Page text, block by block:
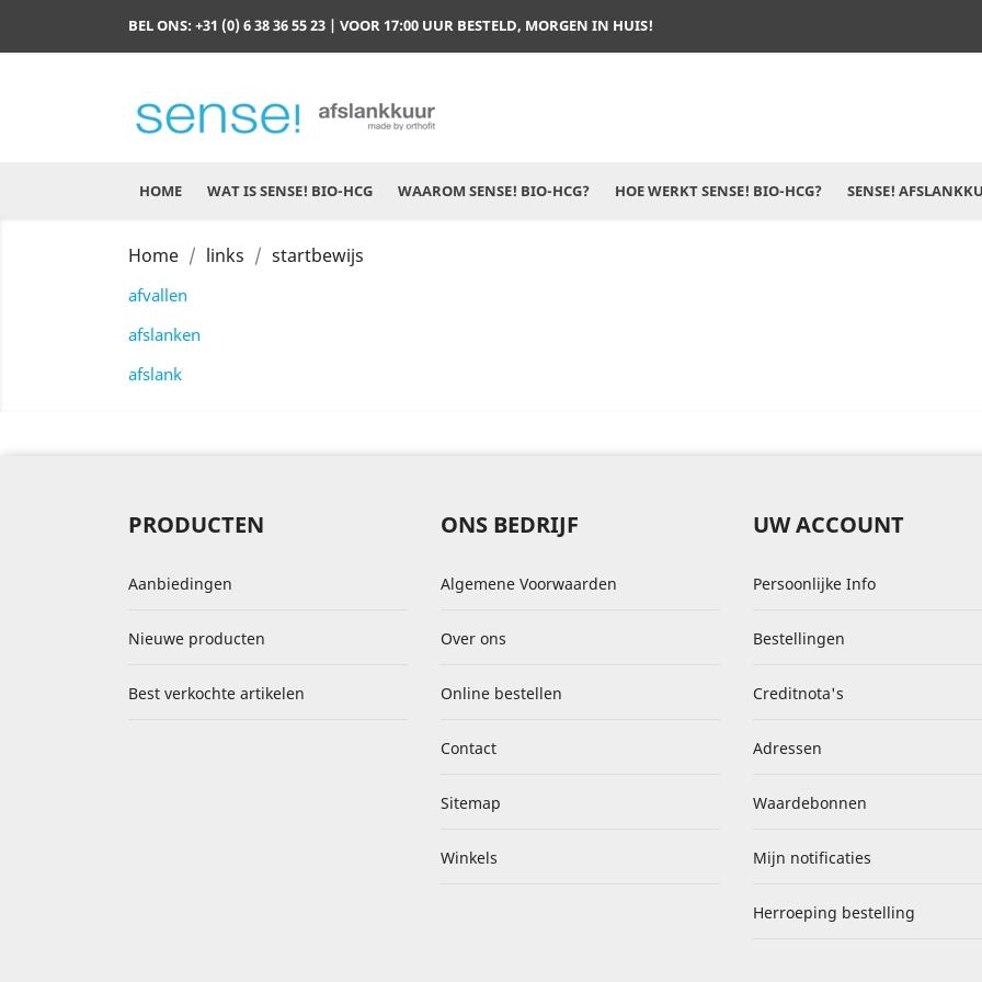
BEL ONS: +31 (0) 6 38 36 55 23 | VOOR 17:00 UUR BESTELD, MORGEN IN HUIS!
HOME WAT IS SENSE! BIO-HCG WAAROM SENSE! BIO-HCG? HOE WERKT SENSE! BIO-HCG? SENSE!
Home links startbewijs
afvallen
afslanken
afslank
PRODUCTEN
Aanbiedingen
Nieuwe producten
Best verkochte artikelen
ONS BEDRIJF
Algemene Voorwaarden
Over ons
Online bestellen
Contact
Sitemap
Winkels
UW ACCOUNT
Persoonlijke Info
Bestellingen
Creditnota's
Adressen
Waardebonnen
Mijn notificaties
Herroeping bestelling